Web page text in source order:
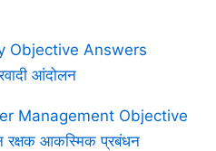
Objective Answers
आंदोलन
Management Objective
आकस्मिक प्रबंधन